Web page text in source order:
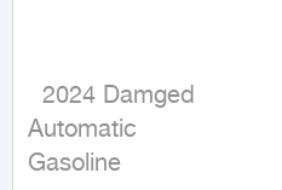
Automatic
Gasoline